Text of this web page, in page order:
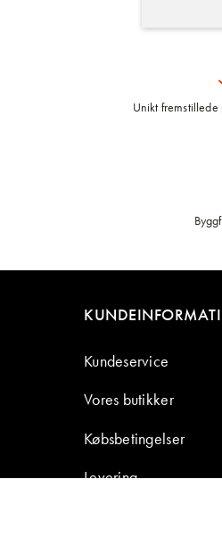
Unikt
Kundeservice
Vores butikker
Købsbetingelser
Levering